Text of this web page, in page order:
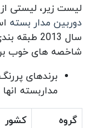
لیست زیر، لیستی
دوربین مدار بسته
سال 2013
شاخصه های خوب
برندهای
مداربسته
گروه
کشور